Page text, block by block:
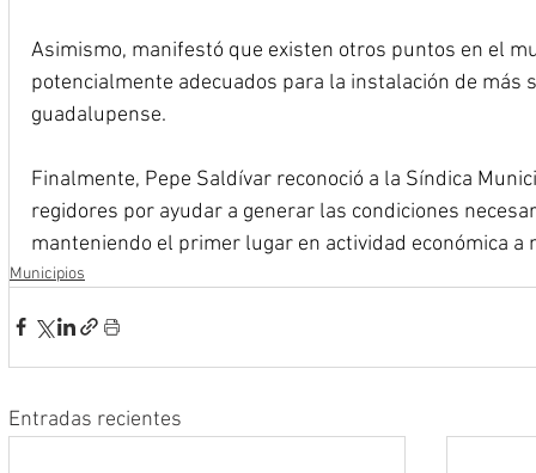
Asimismo, manifestó que existen otros puntos en el
potencialmente adecuados para la instalación de
guadalupense.
Finalmente, Pepe Saldívar reconoció a la Síndica
regidores por ayudar a generar las condiciones
manteniendo el primer lugar en actividad económica a
Municipios
Entradas recientes